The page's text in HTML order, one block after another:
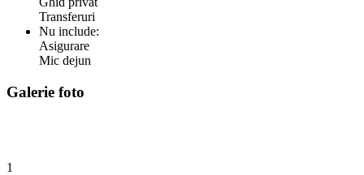
Transferuri
Nu include:
Asigurare
Mic dejun
Galerie foto
1